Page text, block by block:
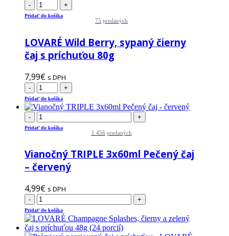
- +
Pridať do košíka
75 predaných
LOVARÉ Wild Berry, sypaný čierny
čaj s príchuťou 80g
7,99€ s DPH
- +
Pridať do košíka
- +
Pridať do košíka
1 456 predaných
Vianočný TRIPLE 3x60ml Pečený čaj
– červený
4,99€ s DPH
- +
Pridať do košíka